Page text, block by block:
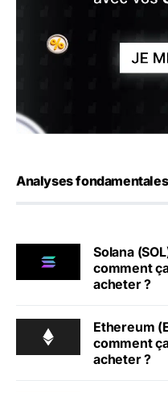
Analyses fondamentales
Solana
comment
acheter ?
Ethereum
comment
acheter ?